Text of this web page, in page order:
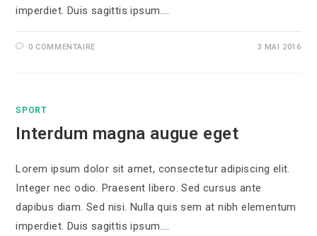
imperdiet. Duis sagittis ipsum.…
0 COMMENTAIRE 3 MAI 2016
SPORT
Interdum magna augue eget
Lorem ipsum dolor sit amet, consectetur adipiscing elit.
Integer nec odio. Praesent libero. Sed cursus ante
dapibus diam. Sed nisi. Nulla quis sem at nibh elementum
imperdiet. Duis sagittis ipsum.…